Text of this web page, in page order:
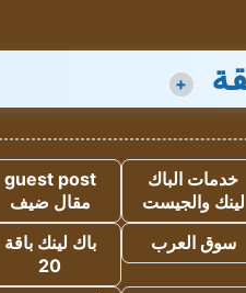
+
خدمات الباك
لينك والجيست
guest post
مقال ضيف
سوق العرب
باك لينك باقة
20